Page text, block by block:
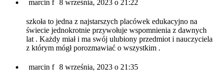
marcin f 8 września, 2023 o 21:22
szkoła to jedna z najstarszych placówek edukacyjno na
świecie jednokrotnie przywołuje wspomnienia z dawnych
lat . Każdy miał i ma swój ulubiony przedmiot i nauczyciela
z którym mógł porozmawiać o wszystkim .
marcin f 8 września, 2023 o 21:35